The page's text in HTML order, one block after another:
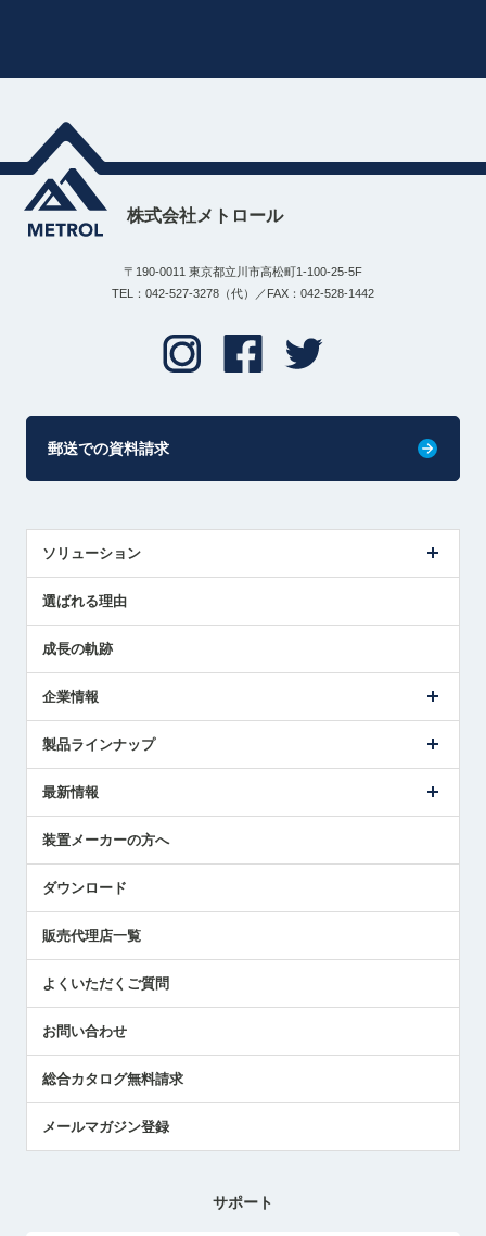
株式会社メトロール
〒190-0011 東京都立川市高松町1-100-25-5F
TEL：042-527-3278（代）／FAX：042-528-1442
郵送での資料請求
ソリューション
解決策提案
選ばれる理由
成長の軌跡
企業情報
ごあいさつ
受賞履歴
採用情報
国/地域/言語
製品ラインナップ
ツールセッタ製品
エアマイクロセンサ製品
最新情報
メトロールの技術
社員ブログ
中小企業のBCP地震対策
センサのテクニカルガイド
社長ブログ
装置メーカーの方へ
ダウンロード
販売代理店一覧
よくいただくご質問
お問い合わせ
総合カタログ無料請求
メールマガジン登録
サポート